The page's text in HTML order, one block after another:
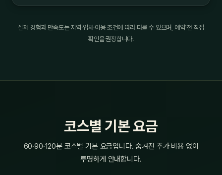
실제 경험과 만족도는 지역·업체·이용 조건에 따라 다를 수 있으며, 예약 전 직접
확인을 권장합니다.
코스별 기본 요금
60·90·120분 코스별 기본 요금입니다. 숨겨진 추가 비용 없이
투명하게 안내합니다.